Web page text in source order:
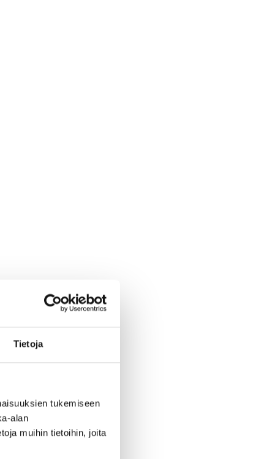
Tietoja
tukemiseen
alan
muihin tietoihin, joita